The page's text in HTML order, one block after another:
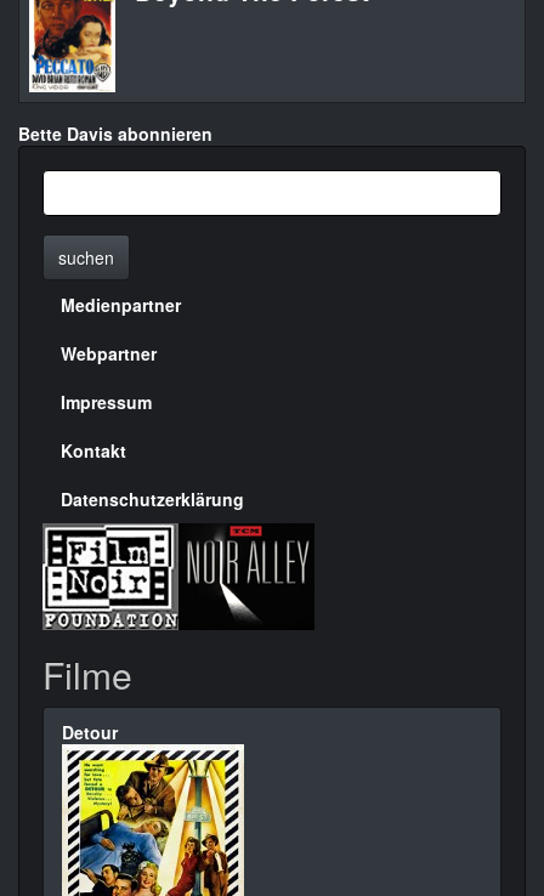
Bette Davis abonnieren
suchen
Menülinks
rechte
Seite
Medienpartner
Webpartner
Impressum
Kontakt
Datenschutzerklärung
Filme
Detour